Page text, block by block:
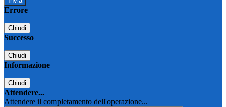
Errore
Chiudi
Successo
Chiudi
Informazione
Chiudi
Attendere...
Attendere il completamento dell'operazione...